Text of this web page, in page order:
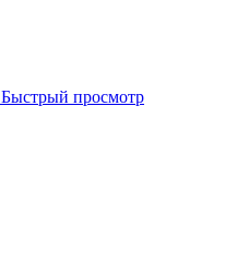
Быстрый просмотр